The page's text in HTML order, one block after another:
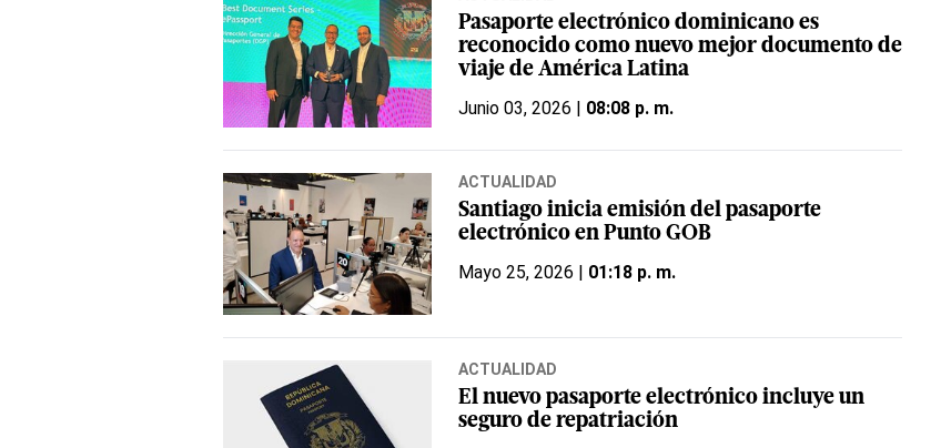
Pasaporte electrónico dominicano es
reconocido como nuevo mejor documento de
viaje de América Latina
Junio 03, 2026 | 08:08 p. m.
ACTUALIDAD
Santiago inicia emisión del pasaporte
electrónico en Punto GOB
Mayo 25, 2026 | 01:18 p. m.
ACTUALIDAD
El nuevo pasaporte electrónico incluye un
seguro de repatriación